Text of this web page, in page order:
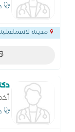
مدينة